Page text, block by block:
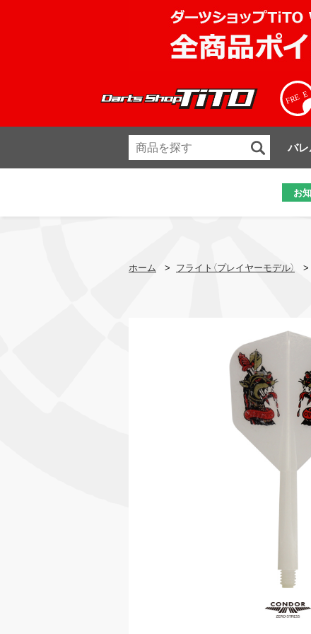
バ
お
ホーム > フライト（プレイヤーモデル） >